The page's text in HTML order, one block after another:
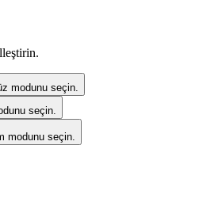
modunu seçin.
seçin.
modunu seçin.